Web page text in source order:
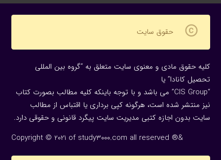
copyright حقوق سایت
کلیه حقوق مادی و معنوی سایت متعلق به “گروه بین المللی
تحصیل کانادا” یا
“CIS Group” می باشد و با توجه باینکه کلیه مطالب بصورت کتاب
نیز منتشر شده است، هرگونه كپی برداری یا اقتباس از مطالب
سایت بدون اجازه كتبی مدیریت سایت پیگرد قانونی و حقوقی دارد.
Copyright © 2021 of study3000.com all reserved ®&